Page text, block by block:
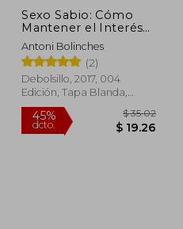
Sexo Sabio: Cómo
Mantener el Interés
Sexual en la Pareja
Estable (Clave)
Antoni Bolinches
(2)
Debolsillo, 2017, 004
Edición, Tapa Blanda,
Nuevo